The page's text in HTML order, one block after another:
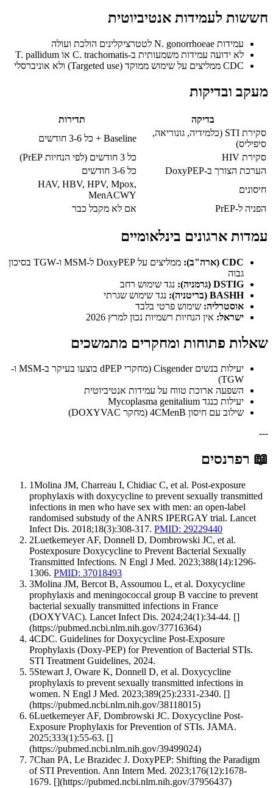
חששות לעמידות אנטיביוטית
עמידות N. gonorrhoeae לטטרציקלינים הולכת ועולה
לא ידועה עמידות משמעותית ב-C. trachomatis או T. pallidum
CDC ממליצים על שימוש ממוקד (Targeted use) ולא אוניברסלי
מעקב ובדיקות
בדיקה
תדירות
סקירת STI (כלמידיה, גונוריאה,
סיפיליס)
Baseline + כל 3-6 חודשים
סקירת HIV
כל 3 חודשים (לפי הנחיות PrEP)
הערכת הצורך ב-DoxyPEP
כל 3-6 חודשים
חיסונים
HAV, HBV, HPV, Mpox,
MenACWY
הפניה ל-PrEP
אם לא מקבל כבר
עמדות ארגונים בינלאומיים
CDC (ארה"ב):
ממליצים על DoxyPEP ל-MSM ו-TGW בסיכון
גבוה
DSTIG (גרמניה):
נגד שימוש רחב
BASHH (בריטניה):
נגד שימוש שגרתי
אוסטרליה: שימוש פרטי בלבד
ישראל: אין הנחיות רשמיות נכון למרץ 2026
שאלות פתוחות ומחקרים מתמשכים
יעילות בנשים Cisgender (מחקרי dPEP בוצעו בעיקר ב-MSM ו-
TGW)
השפעה ארוכת טווח על עמידות אנטיביוטית
יעילות כנגד Mycoplasma genitalium
שילוב עם חיסון 4CMenB (מחקר DOXYVAC)
---
📖 רפרנסים
1Molina JM, Charreau I, Chidiac C, et al. Post-exposure
prophylaxis with doxycycline to prevent sexually transmitted
infections in men who have sex with men: an open-label
randomised substudy of the ANRS IPERGAY trial. Lancet
Infect Dis. 2018;18(3):308-317. PMID: 29229440
2Luetkemeyer AF, Donnell D, Dombrowski JC, et al.
Postexposure Doxycycline to Prevent Bacterial Sexually
Transmitted Infections. N Engl J Med. 2023;388(14):1296-
1306. PMID: 37018493
3Molina JM, Bercot B, Assoumou L, et al. Doxycycline
prophylaxis and meningococcal group B vaccine to prevent
bacterial sexually transmitted infections in France
(DOXYVAC). Lancet Infect Dis. 2024;24(1):34-44. []
(https://pubmed.ncbi.nlm.nih.gov/37716364)
4CDC. Guidelines for Doxycycline Post-Exposure
Prophylaxis (Doxy-PEP) for Prevention of Bacterial STIs.
STI Treatment Guidelines, 2024.
5Stewart J, Oware K, Donnell D, et al. Doxycycline
prophylaxis to prevent sexually transmitted infections in
women. N Engl J Med. 2023;389(25):2331-2340. []
(https://pubmed.ncbi.nlm.nih.gov/38118015)
6Luetkemeyer AF, Dombrowski JC. Doxycycline Post-
Exposure Prophylaxis for Prevention of STIs. JAMA.
2025;333(1):55-63. []
(https://pubmed.ncbi.nlm.nih.gov/39499024)
7Chan PA, Le Brazidec J. DoxyPEP: Shifting the Paradigm
of STI Prevention. Ann Intern Med. 2023;176(12):1678-
1679. [](https://pubmed.ncbi.nlm.nih.gov/37956437)